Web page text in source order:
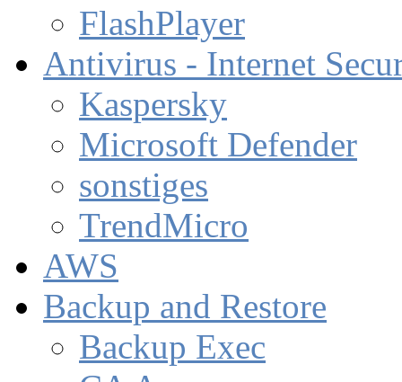
FlashPlayer
Antivirus - Internet
Kaspersky
Microsoft Defender
sonstiges
TrendMicro
AWS
Backup and Restore
Backup Exec